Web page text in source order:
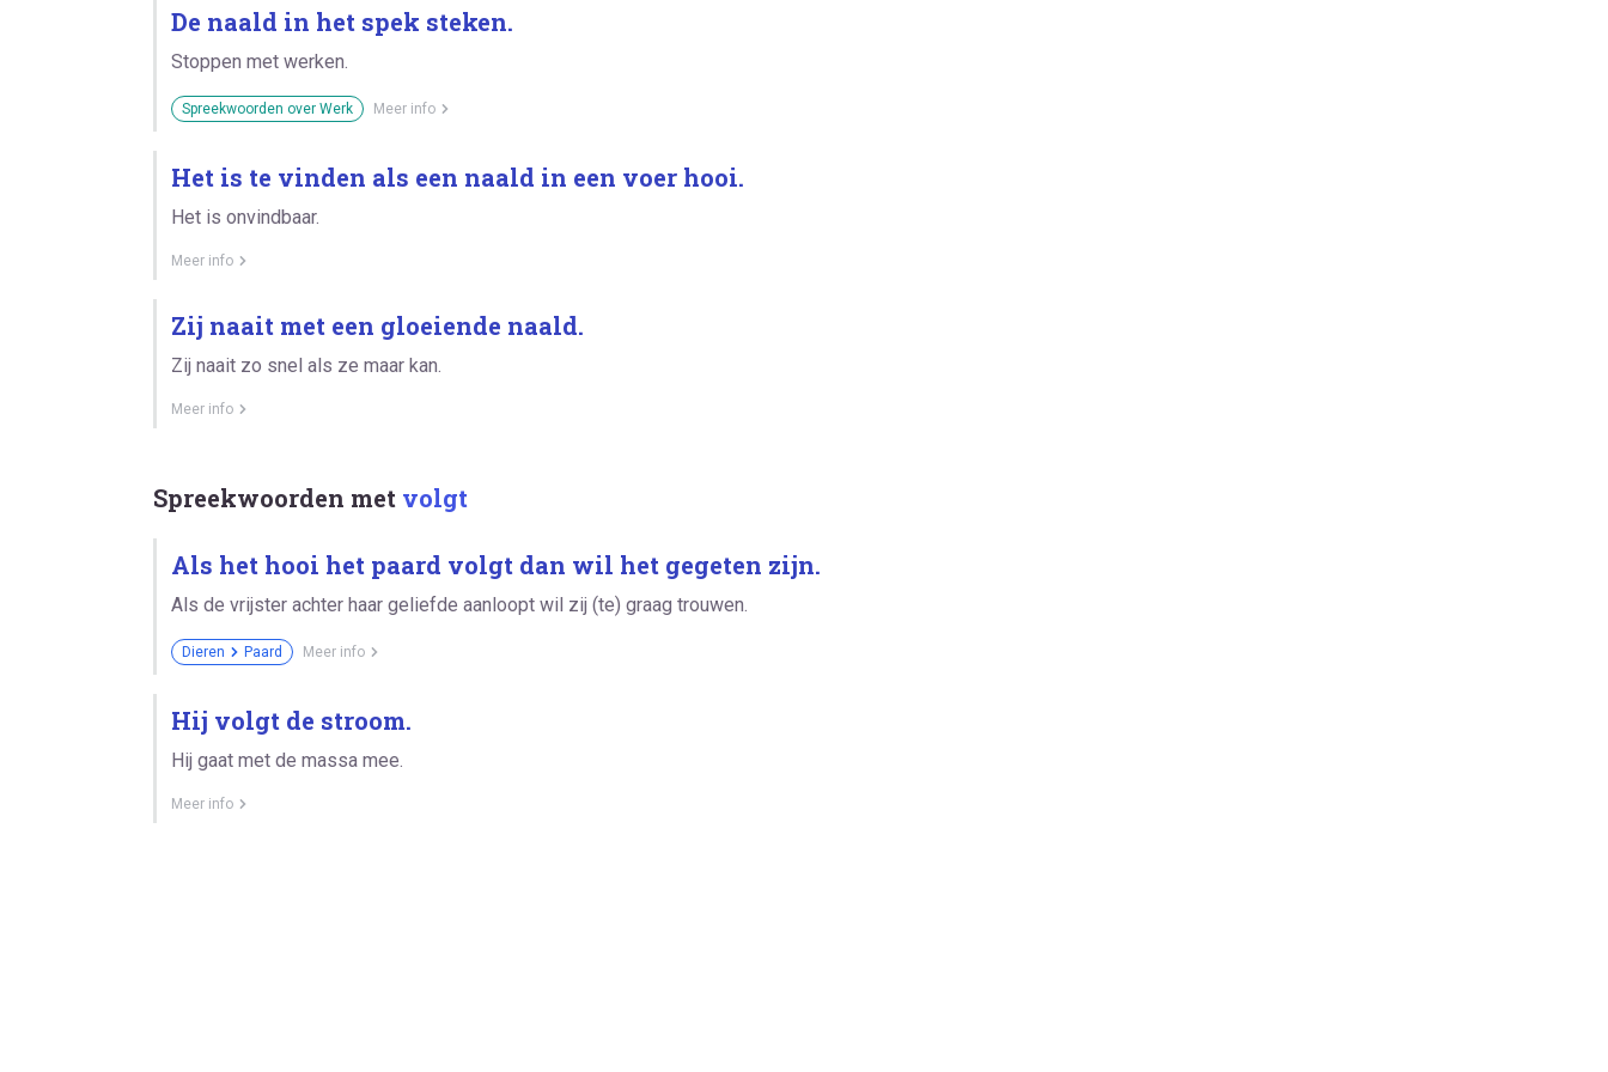
De naald in het spek steken.
Stoppen met werken.
Spreekwoorden over Werk Meer info
Het is te vinden als een naald in een voer hooi.
Het is onvindbaar.
Meer info
Zij naait met een gloeiende naald.
Zij naait zo snel als ze maar kan.
Meer info
Spreekwoorden met volgt
Als het hooi het paard volgt dan wil het gegeten zijn.
Als de vrijster achter haar geliefde aanloopt wil zij (te) graag trouwen.
Dieren Paard Meer info
Hij volgt de stroom.
Hij gaat met de massa mee.
Meer info